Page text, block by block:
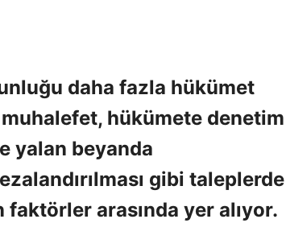
daha fazla hükümet
hükümete denetim
yalan beyanda
gibi taleplerde
arasında yer alıyor.